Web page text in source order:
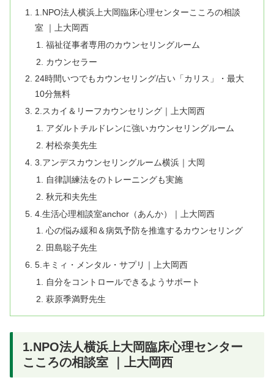
1.NPO法人横浜上大岡臨床心理センターこころの相談
室 ｜上大岡西
福祉従事者専用のカウンセリングルーム
カウンセラー
24時間いつでもカウンセリング/占い「カリス」・最大
10分無料
2.​スカイ＆リーフカウンセリング｜上大岡西
アダルトチルドレンに強いカウンセリングルーム
村松奈美先生
3.アンデスカウンセリングルーム横浜｜大岡
自律訓練法をのトレーニングも実施
秋元和夫先生
4.生活心理相談室anchor（あんか）｜上大岡西
心の悩み緩和＆病気予防を推進するカウンセリング
田島聡子先生
5.キミィ・メンタル・サプリ｜上大岡西
自分をコントロールできるようサポート
萩原季満野先生
1.NPO法人横浜上大岡臨床心理センター
こころの相談室 ｜上大岡西